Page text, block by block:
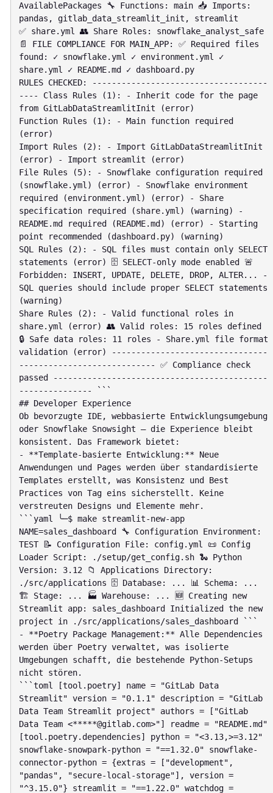
AvailablePackages 🔧 Functions: main 📥 Imports:
pandas, gitlab_data_streamlit_init, streamlit
✅ share.yml 👥 Share Roles: snowflake_analyst_safe
📄 FILE COMPLIANCE FOR MAIN_APP: ✅ Required files
found: ✓ snowflake.yml ✓ environment.yml ✓
share.yml ✓ README.md ✓ dashboard.py
RULES CHECKED: ------------------------------------
---- Class Rules (1): - Inherit code for the page
from GitLabDataStreamlitInit (error)
Function Rules (1): - Main function required
(error)
Import Rules (2): - Import GitLabDataStreamlitInit
(error) - Import streamlit (error)
File Rules (5): - Snowflake configuration required
(snowflake.yml) (error) - Snowflake environment
required (environment.yml) (error) - Share
specification required (share.yml) (warning) -
README.md required (README.md) (error) - Starting
point recommended (dashboard.py) (warning)
SQL Rules (2): - SQL files must contain only SELECT
statements (error) 🗄 SELECT-only mode enabled 🚨
Forbidden: INSERT, UPDATE, DELETE, DROP, ALTER... -
SQL queries should include proper SELECT statements
(warning)
Share Rules (2): - Valid functional roles in
share.yml (error) 👥 Valid roles: 15 roles defined
🔒 Safe data roles: 11 roles - Share.yml file format
validation (error) --------------------------------
---------------------------- ✅ Compliance check
passed --------------------------------------------
--------------- ```
## Developer Experience
Ob bevorzugte IDE, webbasierte Entwicklungsumgebung
oder Snowflake Snowsight – die Experience bleibt
konsistent. Das Framework bietet:
- **Template-basierte Entwicklung:** Neue
Anwendungen und Pages werden über standardisierte
Templates erstellt, was Konsistenz und Best
Practices von Tag eins sicherstellt. Keine
verstreuten Designs und Elemente mehr.
```yaml ╰─$ make streamlit-new-app
NAME=sales_dashboard 🔧 Configuration Environment:
TEST 📝 Configuration File: config.yml 📜 Config
Loader Script: ./setup/get_config.sh 🐍 Python
Version: 3.12 📁 Applications Directory:
./src/applications 🗄 Database: ... 📊 Schema: ...
🏗 Stage: ... 🏭 Warehouse: ... 🆕 Creating new
Streamlit app: sales_dashboard Initialized the new
project in ./src/applications/sales_dashboard ```
- **Poetry Package Management:** Alle Dependencies
werden über Poetry verwaltet, was isolierte
Umgebungen schafft, die bestehende Python-Setups
nicht stören.
```toml [tool.poetry] name = "GitLab Data
Streamlit" version = "0.1.1" description = "GitLab
Data Team Streamlit project" authors = ["GitLab
Data Team <*****@gitlab.com>"] readme = "README.md"
[tool.poetry.dependencies] python = "<3.13,>=3.12"
snowflake-snowpark-python = "==1.32.0" snowflake-
connector-python = {extras = ["development",
"pandas", "secure-local-storage"], version =
"^3.15.0"} streamlit = "==1.22.0" watchdog =